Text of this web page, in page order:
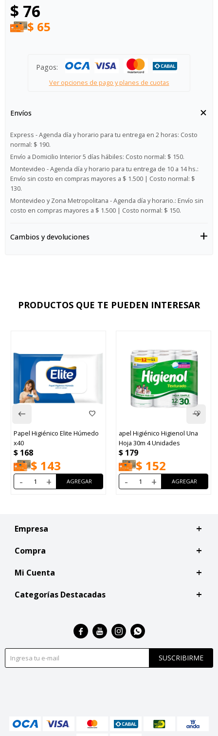
$ 76
$ 65
Pagos:
Ver opciones de pago y planes de cuotas
Envíos
Express - Agenda día y horario para tu entrega en 2 horas: Costo
normal: $ 190.
Envío a Domicilio Interior 5 días hábiles: Costo normal: $ 150.
Montevideo - Agenda día y horario para tu entrega de 10 a 14 hs.:
Envío sin costo en compras mayores a $ 1.500 | Costo normal: $
130.
Montevideo y Zona Metropolitana - Agenda día y horario.: Envío sin
costo en compras mayores a $ 1.500 | Costo normal: $ 150.
Cambios y devoluciones
PRODUCTOS QUE TE PUEDEN INTERESAR
Papel Higiénico Elite Húmedo
x40
$ 168
$ 143
- +
apel Higiénico Higienol Una
Hoja 30m 4 Unidades
$ 179
$ 152
- +
Empresa
Compra
Mi Cuenta
Categorías Destacadas
SUSCRIBIRME
   